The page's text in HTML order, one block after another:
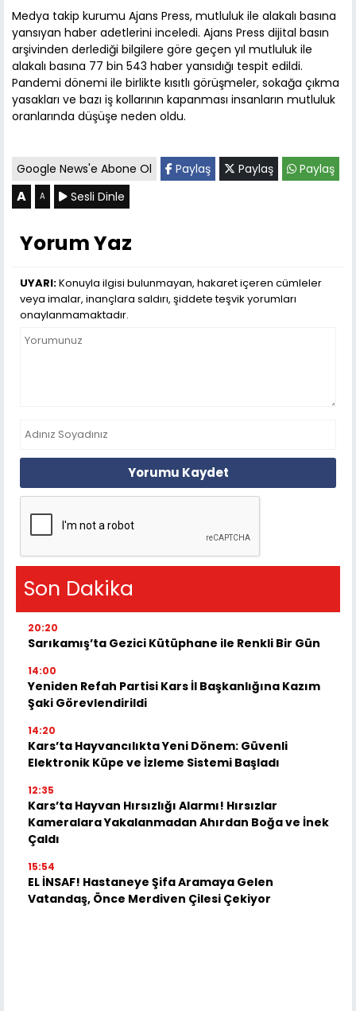
Medya takip kurumu Ajans Press, mutluluk ile alakalı basına
yansıyan haber adetlerini inceledi. Ajans Press dijital basın
arşivinden derlediği bilgilere göre geçen yıl mutluluk ile
alakalı basına 77 bin 543 haber yansıdığı tespit edildi.
Pandemi dönemi ile birlikte kısıtlı görüşmeler, sokağa çıkma
yasakları ve bazı iş kollarının kapanması insanların mutluluk
oranlarında düşüşe neden oldu.
Google News'e Abone Ol Paylaş Paylaş Paylaş
A A Sesli Dinle
Yorum Yaz
UYARI:Konuyla ilgisi bulunmayan, hakaret içeren cümleler
veya imalar, inançlara saldırı, şiddete teşvik yorumları
onaylanmamaktadır.
Yorumu Kaydet
Son Dakika
20:20
Sarıkamış’ta Gezici Kütüphane ile Renkli Bir Gün
14:00
Yeniden Refah Partisi Kars İl Başkanlığına Kazım
Şaki Görevlendirildi
14:20
Kars’ta Hayvancılıkta Yeni Dönem: Güvenli
Elektronik Küpe ve İzleme Sistemi Başladı
12:35
Kars’ta Hayvan Hırsızlığı Alarmı! Hırsızlar
Kameralara Yakalanmadan Ahırdan Boğa ve İnek
Çaldı
15:54
EL İNSAF! Hastaneye Şifa Aramaya Gelen
Vatandaş, Önce Merdiven Çilesi Çekiyor